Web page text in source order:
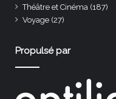
Théâtre et Cinéma (187)
Voyage (27)
Propulsé par